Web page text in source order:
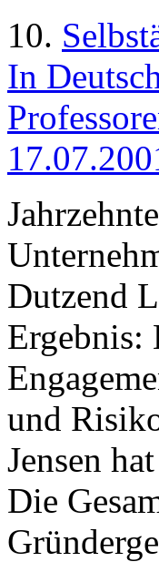
10.
In
Dutzend
Ergebnis:
und
Jensen
Die